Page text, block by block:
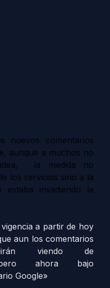
nuevos comentarios
aunque a muchos no
la medida no
los servicios sino a la
estaba invadiendo la
a partir de hoy
aun los comentarios
viendo de
ahora bajo
Google»